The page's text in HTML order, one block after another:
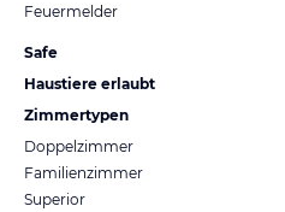
Feuermelder
Safe
Haustiere erlaubt
Zimmertypen
Doppelzimmer
Familienzimmer
Superior